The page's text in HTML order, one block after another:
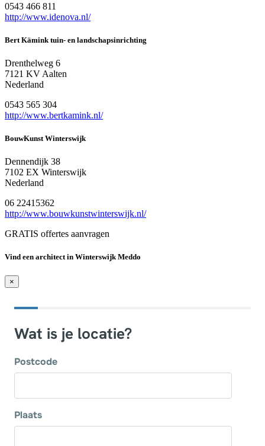
0543 466 811
http://www.idenova.nl/
Bert Kämink tuin- en landschapsinrichting
Drenthelweg 6
7121 KV Aalten
Nederland
0543 565 304
http://www.bertkamink.nl/
BouwKunst Winterswijk
Dennendijk 38
7102 EX Winterswijk
Nederland
06 22415362
http://www.bouwkunstwinterswijk.nl/
GRATIS offertes aanvragen
Vind een architect in Winterswijk Meddo
×